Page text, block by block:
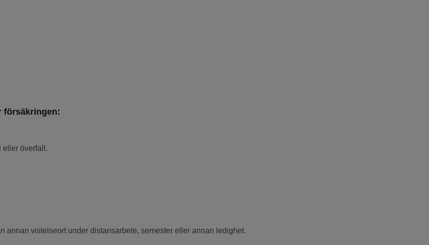
försäkringen:
eller överfall.
annan vistelseort under distansarbete, semester eller annan ledighet.